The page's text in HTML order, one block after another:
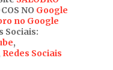
NO Google
no Google
Sociais:
,
Redes Sociais